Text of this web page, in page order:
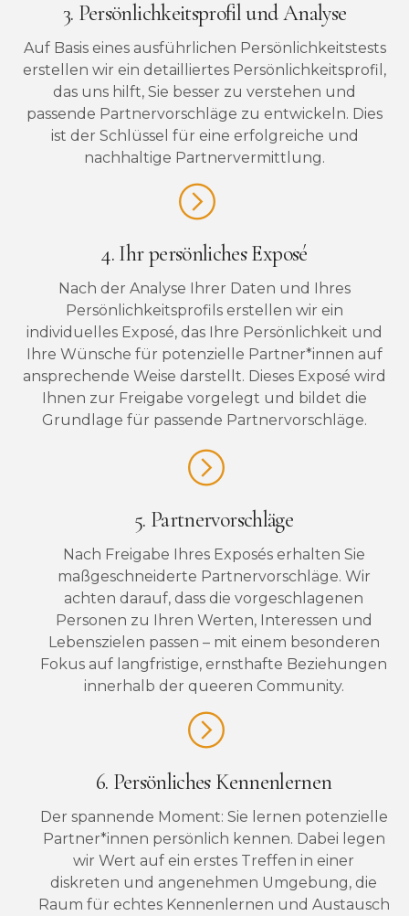
3. Persönlichkeitsprofil und Analyse
Auf Basis eines ausführlichen Persönlichkeitstests
erstellen wir ein detailliertes Persönlichkeitsprofil,
das uns hilft, Sie besser zu verstehen und
passende Partnervorschläge zu entwickeln. Dies
ist der Schlüssel für eine erfolgreiche und
nachhaltige Partnervermittlung.
4. Ihr persönliches Exposé
Nach der Analyse Ihrer Daten und Ihres
Persönlichkeitsprofils erstellen wir ein
individuelles Exposé, das Ihre Persönlichkeit und
Ihre Wünsche für potenzielle Partner*innen auf
ansprechende Weise darstellt. Dieses Exposé wird
Ihnen zur Freigabe vorgelegt und bildet die
Grundlage für passende Partnervorschläge.
5. Partnervorschläge
Nach Freigabe Ihres Exposés erhalten Sie
maßgeschneiderte Partnervorschläge. Wir
achten darauf, dass die vorgeschlagenen
Personen zu Ihren Werten, Interessen und
Lebenszielen passen – mit einem besonderen
Fokus auf langfristige, ernsthafte Beziehungen
innerhalb der queeren Community.
6. Persönliches Kennenlernen
Der spannende Moment: Sie lernen potenzielle
Partner*innen persönlich kennen. Dabei legen
wir Wert auf ein erstes Treffen in einer
diskreten und angenehmen Umgebung, die
Raum für echtes Kennenlernen und Austausch